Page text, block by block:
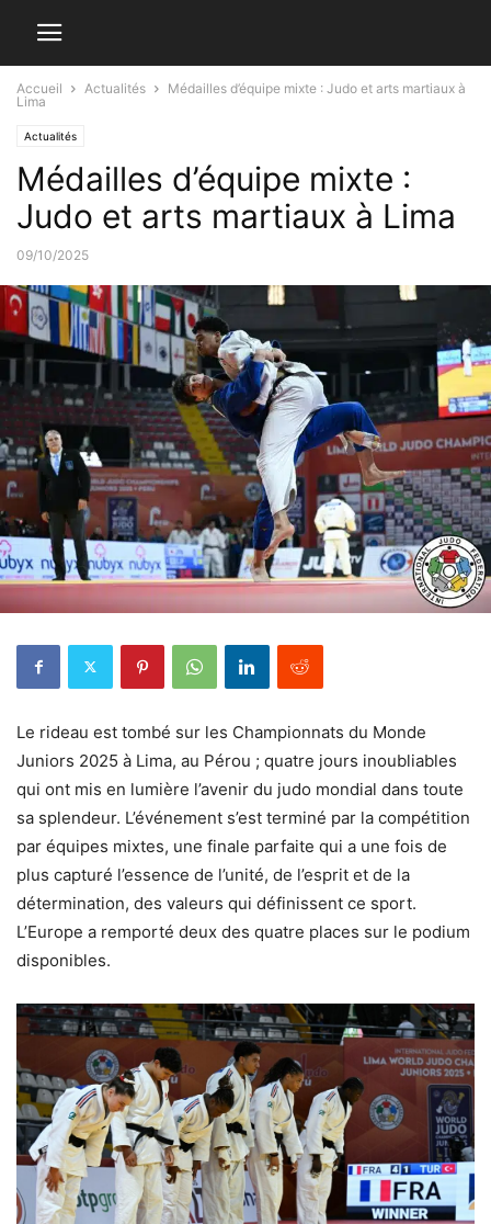
Accueil Actualités
Médailles d’équipe mixte : Judo et arts martiaux à
Lima
Actualités
Médailles d’équipe mixte :
Judo et arts martiaux à Lima
09/10/2025
Le rideau est tombé sur les Championnats du Monde
Juniors 2025 à Lima, au Pérou ; quatre jours inoubliables
qui ont mis en lumière l’avenir du judo mondial dans toute
sa splendeur. L’événement s’est terminé par la compétition
par équipes mixtes, une finale parfaite qui a une fois de
plus capturé l’essence de l’unité, de l’esprit et de la
détermination, des valeurs qui définissent ce sport.
L’Europe a remporté deux des quatre places sur le podium
disponibles.